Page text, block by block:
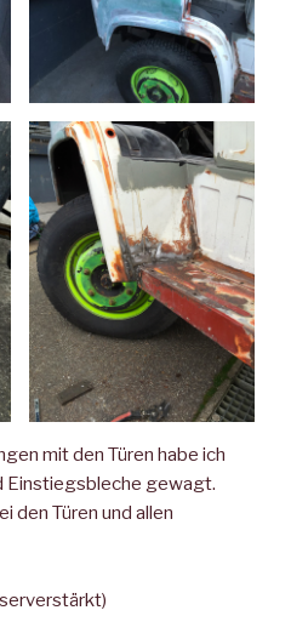
mit den Türen habe ich
Einstiegsbleche gewagt.
den Türen und allen